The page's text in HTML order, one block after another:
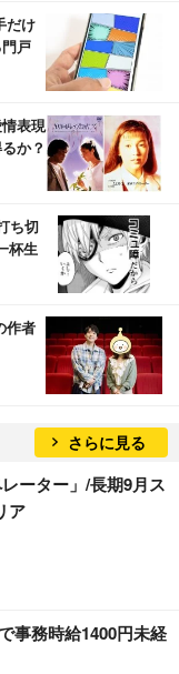
だけ
戸
表現
か？
ち切
杯生
作者
さらに見る
ーター」/長期9月ス
ア
事務時給1400円未経